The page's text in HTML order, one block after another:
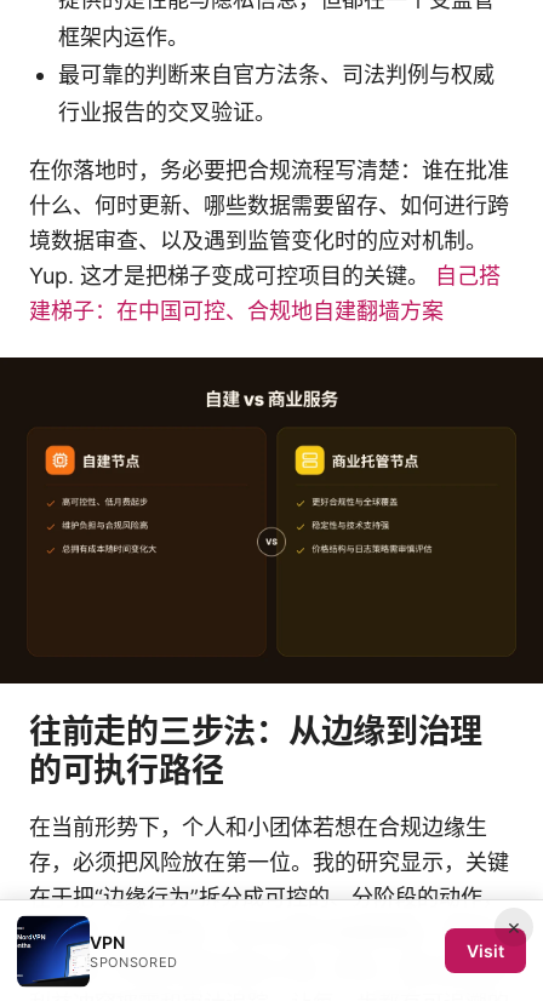
框架内运作。
最可靠的判断来自官方法条、司法判例与权威
行业报告的交叉验证。
在你落地时，务必要把合规流程写清楚：谁在批准
什么、何时更新、哪些数据需要留存、如何进行跨
境数据审查、以及遇到监管变化时的应对机制。
Yup. 这才是把梯子变成可控项目的关键。
自己搭
建梯子：在中国可控、合规地自建翻墙方案
往前走的三步法：从边缘到治理
的可执行路径
在当前形势下，个人和小团体若想在合规边缘生
存，必须把风险放在第一位。我的研究显示，关键
在于把“边缘行为”拆分成可控的、分阶段的动作，
而不是一次性冒险。先从记录与披露做起，明确边
界在哪，界定失误的成本上限。其次，建立透明的
×
VPN
SPONSORED
Visit